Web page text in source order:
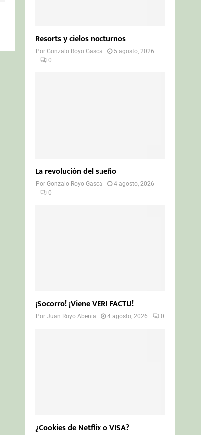
Resorts y cielos nocturnos
PorGonzalo Royo Gasca
5 agosto, 2026
0
La revolución del sueño
PorGonzalo Royo Gasca
4 agosto, 2026
0
¡Socorro! ¡Viene VERI FACTU!
PorJuan Royo Abenia 4 agosto, 2026 0
¿Cookies de Netflix o VISA?